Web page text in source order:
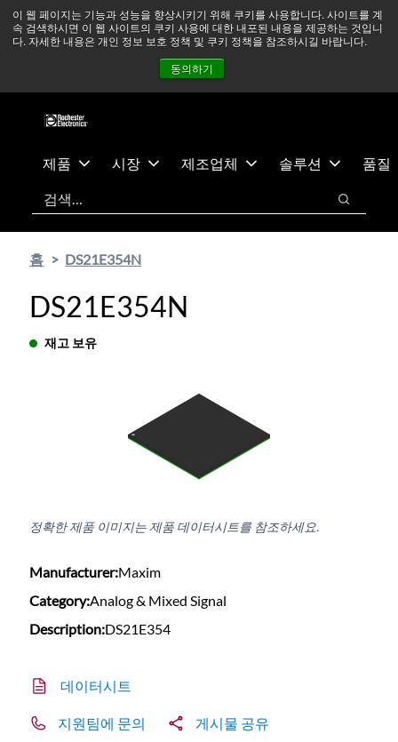
이 웹 페이지는 기능과 성능을 향상시키기 위해 쿠키를 사용합니다. 사이트를 계
속 검색하시면 이 웹 사이트의 쿠키 사용에 대한 내포된 내용을 제공하는 것입니
다. 자세한 내용은 개인 정보 보호 정책 및 쿠키 정책을 참조하시길 바랍니다.
동의하기
츠
건
중동 지역 상황을 지속적으로 주시하고 있으며, 모든 서비스는
정상적으로 운영되고 있습니다. 더 읽어보기 →
뉴스
문의하기
제품 시장 제조업체 솔루션
품질
검색
검색
홈 DS21E354N
DS21E354N
재고 보유
정확한 제품 이미지는 제품 데이터시트를 참조하세요.
Manufacturer:Maxim
Category:Analog & Mixed Signal
Description:DS21E354
데이터시트
지원팀에 문의 게시물 공유